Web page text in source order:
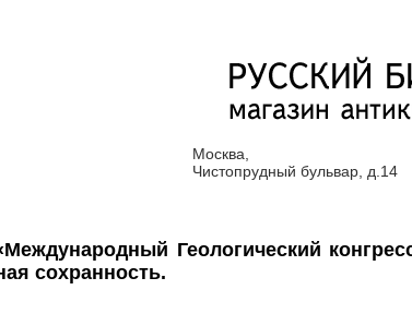
Москва,
Чистопрудный бульвар, д.14
Геологический
сохранность.